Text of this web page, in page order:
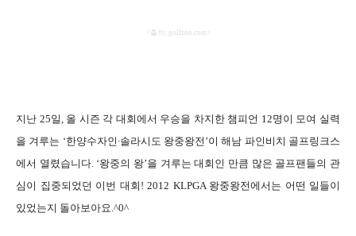
출처 : golfzon.com>
지난 25일 올 시즌 각 대회에서 우승을 차지한 챔피언 12명이 모여 실력
을 겨루는 ‘한양수자인 ∙솔라시도 왕중왕전 ’이 해남 파인비치 골프링크스
에서 열렸습니다. ‘왕중의 왕’을 겨루는 대회인 만큼 많은 골프팬들의 관
심이 집중되었던 이번 대회 ! 2012 KLPGA 왕중왕전에서는 어떤 일들이
있었는지 돌아보아요 .^0^